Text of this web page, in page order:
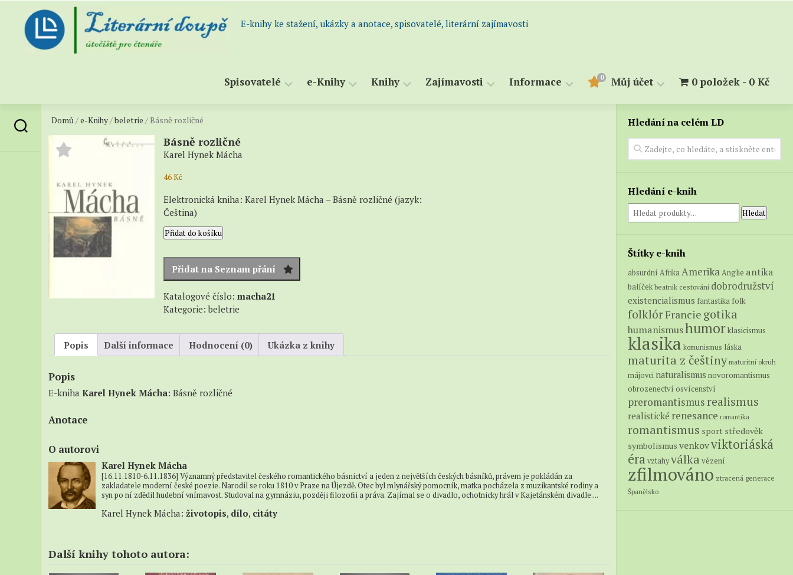
content
E-knihy ke stažení, ukázky a anotace, spisovatelé, literární zajímavosti
Spisovatelé
spisovatelů
–
–
e-Knihy
akční
a
Povídky
Knihy Zajímavosti Informace 0 Můj účet
Objednávky
Stahování
0 položek 0 Kč
Domů/e-Knihy/beletrie / Básně rozličné
Básně rozličné
Karel Hynek Mácha
46Kč
Elektronická kniha: Karel Hynek Mácha – Básně rozličné (jazyk:
Čeština)
Básně
rozličné
Přidat do košíku
Přidat na Seznam přání
Katalogové číslo: macha21
Kategorie:beletrie
Popis Další informace Hodnocení (0) Ukázka z knihy
Popis
E-kniha Karel Hynek Mácha: Básně rozličné
Anotace
O autorovi
Karel Hynek Mácha
[16.11.1810-6.11.1836] Významný představitel českého romantického básnictví a jeden z největších českých básníků, právem je pokládán za
zakladatele moderní české poezie. Narodil se roku 1810 v Praze na Újezdě. Otec byl mlynářský pomocník, matka pocházela z muzikantské rodiny a
syn po ní zdědil hudební vnímavost. Studoval na gymnáziu, později filozofii a práva. Zajímal se o divadlo, ochotnicky hrál v Kajetánském divadle....
Karel Hynek Mácha: životopis, dílo, citáty
Další knihy tohoto autora:
Hledání na celém LD
Hledání e-knih
Hledat
Štítky e-knih
absurdní AfrikaAmerikaAnglie antika
balíček beatnik cestování dobrodružství
existencialismus fantastika folk
folklórFrancie gotika
humanismushumorklasicismus
klasika komunismus láska
maturita z češtiny maturitní okruh
májovci naturalismus novoromantismus
obrozenectví osvícenství
preromantismus realismus
realistické renesance romantika
romantismus sport středověk
symbolismus venkovviktoriáská
éravztahyválka vězení
zfilmováno ztracená generace
Španělsko